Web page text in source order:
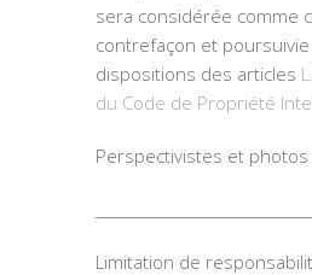
sera considérée comme
contrefaçon et poursuivie
dispositions des articles
du Code de Propriété
Perspectivistes et photos
Limitation de